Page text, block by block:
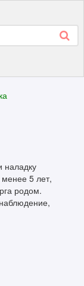
наладку
5 лет,
родом.